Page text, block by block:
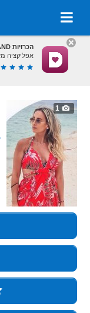
הכרויות DATELAND
אפליקציה
1